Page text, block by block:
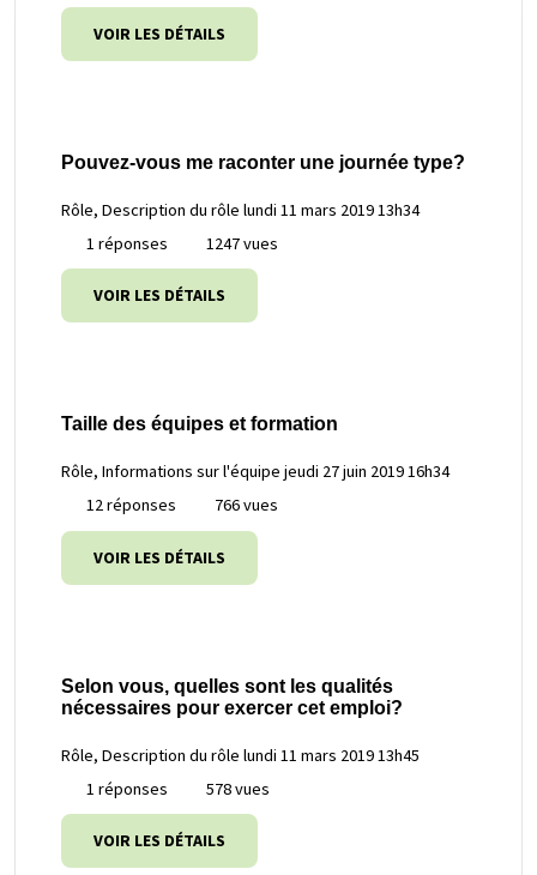
VOIR LES DÉTAILS
Pouvez-vous me raconter une journée type?
Rôle, Description du rôle lundi 11 mars 2019 13h34
1 réponses
1247 vues
VOIR LES DÉTAILS
Taille des équipes et formation
Rôle, Informations sur l'équipe jeudi 27 juin 2019 16h34
12 réponses
766 vues
VOIR LES DÉTAILS
Selon vous, quelles sont les qualités
nécessaires pour exercer cet emploi?
Rôle, Description du rôle lundi 11 mars 2019 13h45
1 réponses
578 vues
VOIR LES DÉTAILS